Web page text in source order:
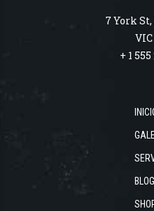
7 York
VIC
+ 1
BLOG